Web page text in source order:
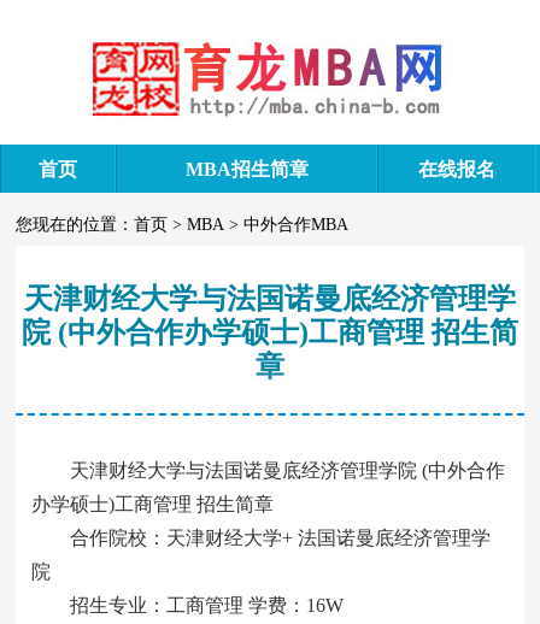
首页 MBA招生简章 在线报名
您现在的位置：首页 >MBA >中外合作MBA
天津财经大学与法国诺曼底经济管理学
院 (中外合作办学硕士)工商管理 招生简
章
天津财经大学与法国诺曼底经济管理学院 (中外合作
办学硕士)工商管理 招生简章
合作院校：天津财经大学+ 法国诺曼底经济管理学
院
招生专业：工商管理 学费：16W